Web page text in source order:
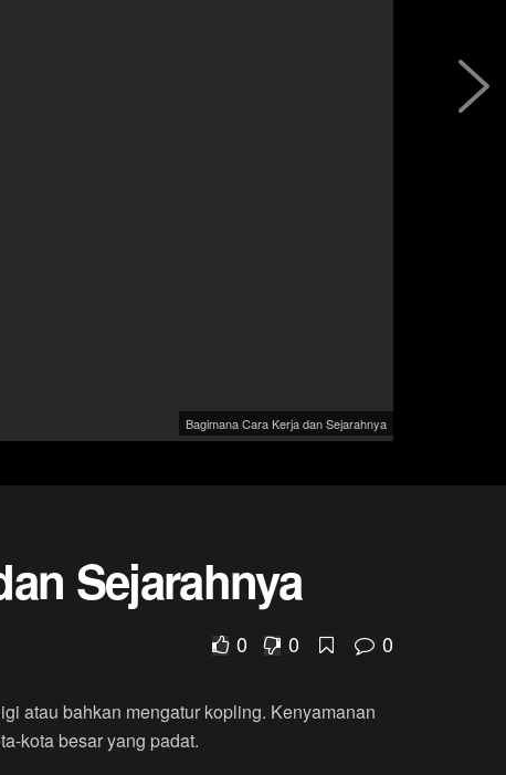
Bagimana Cara Kerja dan Sejarahnya
Sejarahnya
0 0 0
atau bahkan mengatur kopling. Kenyamanan
kota besar yang padat.